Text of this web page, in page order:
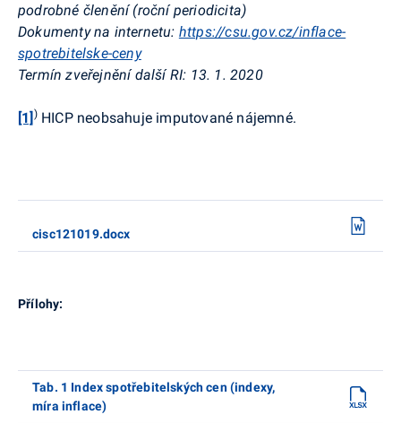
podrobné členění (roční periodicita)
Dokumenty na internetu: https://csu.gov.cz/inflace-
spotrebitelske-ceny
Termín zveřejnění další RI: 13. 1. 2020
[1] )HICP neobsahuje imputované nájemné.
cisc121019.docx
Přílohy:
Tab. 1 Index spotřebitelských cen (indexy,
míra inflace)